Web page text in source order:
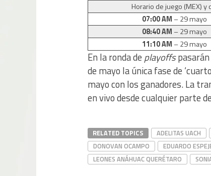
Horario de juego (MEX) y
07:00 AM – 29 mayo
08:40 AM – 29 mayo
11:10 AM – 29 mayo
En la ronda de playoffspasarán
de mayo la única fase de
mayo con los ganadores. La
en vivo desde cualquier parte
RELATED TOPICS ADELITAS UACH
DONOVAN OCAMPO
EDUARDO
LEONES ANÁHUAC QUERÉTARO